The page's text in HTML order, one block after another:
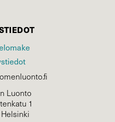
Luonto
1